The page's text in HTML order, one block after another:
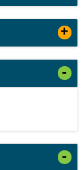
+
-
-